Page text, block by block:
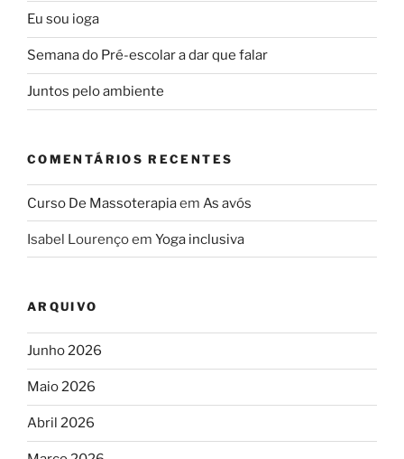
Eu sou ioga
Semana do Pré-escolar a dar que falar
Juntos pelo ambiente
COMENTÁRIOS RECENTES
Curso De Massoterapiaem As avós
Isabel Lourençoem Yoga inclusiva
ARQUIVO
Junho 2026
Maio 2026
Abril 2026